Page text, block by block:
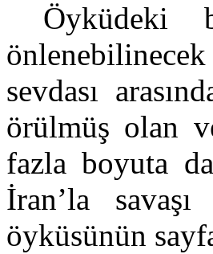
Öyküdeki
sevdası
örülmüş olan
fazla boyuta
İran’la
öyküsünün